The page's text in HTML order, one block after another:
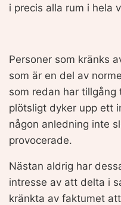
i precis alla rum i hela
Personer som kränks
som är en del av
som redan har
plötsligt dyker upp ett
någon anledning inte
provocerade.
Nästan aldrig har
intresse av att delta i
kränkta av faktumet